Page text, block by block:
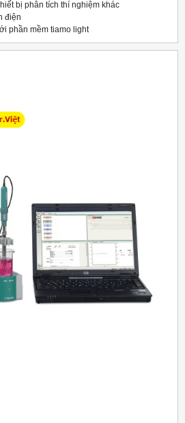
bị phân tích thí nghiệm khác
điện
phần mềm tiamo light